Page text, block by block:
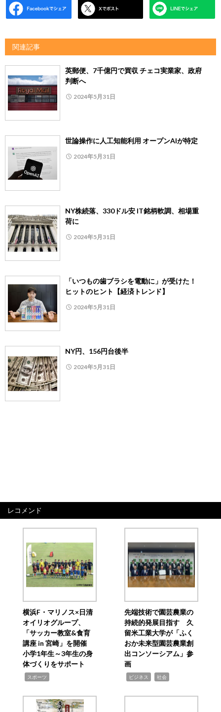
関連記事
英郵便、7千億円で買収 チェコ実業家、政府
判断へ
2024年5月31日
世論操作に人工知能利用 オープンAIが特定
2024年5月31日
NY株続落、330ドル安 IT銘柄軟調、相場重
荷に
2024年5月31日
「いつもの歯ブラシを電動に」が受けた！
ヒットのヒント【経済トレンド】
2024年5月31日
NY円、156円台後半
2024年5月31日
レコメンド
横浜F・マリノス×日清
オイリオグループ、
「サッカー教室&食育
講座 in 宮崎」を開催
小学1年生～3年生の身
体づくりをサポート
スポーツ
先端技術で園芸農業の
持続的発展目指す 久
留米工業大学が「ふく
おか未来型園芸農業創
出コンソーシアム」参
画
ビジネス 社会